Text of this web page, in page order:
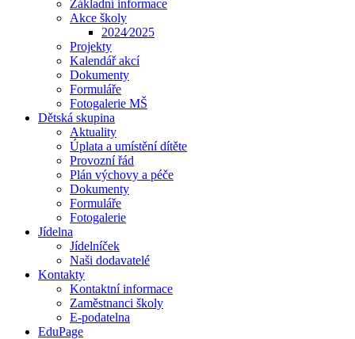
Základní informace
Akce školy
2024⁄2025
Projekty
Kalendář akcí
Dokumenty
Formuláře
Fotogalerie MŠ
Dětská skupina
Aktuality
Úplata a umístění dítěte
Provozní řád
Plán výchovy a péče
Dokumenty
Formuláře
Fotogalerie
Jídelna
Jídelníček
Naši dodavatelé
Kontakty
Kontaktní informace
Zaměstnanci školy
E-podatelna
EduPage